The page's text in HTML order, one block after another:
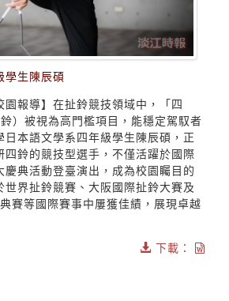
學生陳辰碩
園報導】在扯鈴競技領域中，「四
）被視為高門檻項目，能穩定駕馭者
日本語文學系四年級學生陳辰碩，正
四鈴的競技型選手，不僅活躍於國際
慶典活動登臺演出，成為校園矚目的
世界扯鈴競賽、大阪國際扯鈴大賽及
賽等國際賽事中屢獲佳績，展現卓越
下載：